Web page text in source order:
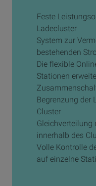
Feste
Ladecluster
System zur
bestehenden
Die flexible
Stationen
Begrenzung der
Cluster
Gleichverteilung
innerhalb des
Volle Kontrolle
auf einzelne